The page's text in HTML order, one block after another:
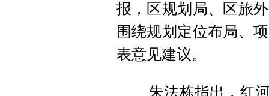
报，区规划局、区旅
围绕规划定位布局、
表意见建议。
朱法栋指出 ， 红